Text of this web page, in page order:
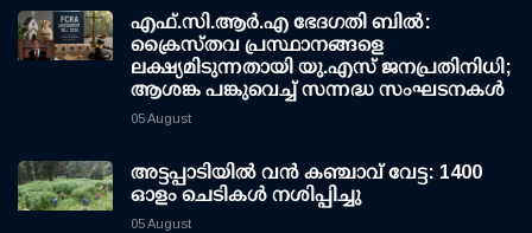
എഫ്.സി.ആര്‍.എ ഭേദഗതി ബില്‍:
ക്രൈസ്തവ പ്രസ്ഥാനങ്ങളെ
ലക്ഷ്യമിടുന്നതായി യു.എസ് ജനപ്രതിനിധി;
ആശങ്ക പങ്കുവെച്ച് സന്നദ്ധ സംഘടനകള്‍
05 August
അട്ടപ്പാടിയില്‍ വന്‍ കഞ്ചാവ് വേട്ട: 1400
ഓളം ചെടികള്‍ നശിപ്പിച്ചു
05 August